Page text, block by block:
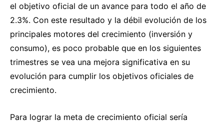
el objetivo oficial de un avance para todo el año de
2.3%. Con este resultado y la débil evolución de los
principales motores del crecimiento (inversión y
consumo), es poco probable que en los siguientes
trimestres se vea una mejora significativa en su
evolución para cumplir los objetivos oficiales de
crecimiento.
Para lograr la meta de crecimiento oficial sería